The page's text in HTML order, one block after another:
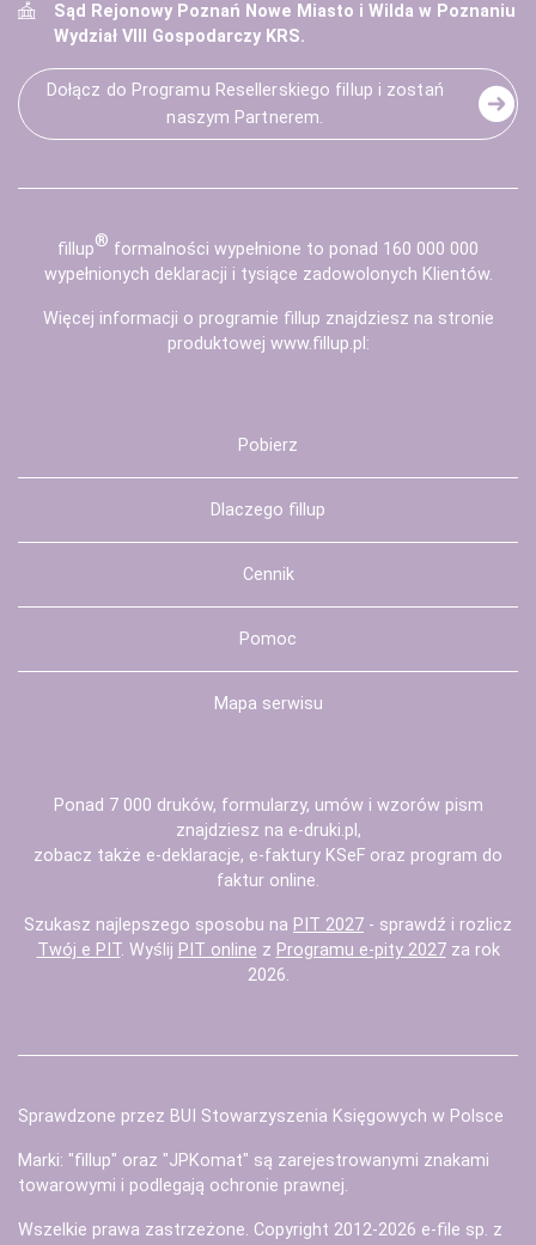
Sąd Rejonowy Poznań Nowe Miasto i Wilda w Poznaniu
Wydział VIII Gospodarczy KRS.
Dołącz do Programu Resellerskiego fillup i zostań
naszym Partnerem.
fillup® formalności wypełnione to ponad 160 000 000
wypełnionych deklaracji i tysiące zadowolonych Klientów.
Więcej informacji o programie fillup znajdziesz na stronie
produktowej www.fillup.pl:
Pobierz
Dlaczego fillup
Cennik
Pomoc
Mapa serwisu
Ponad 7 000 druków, formularzy, umów i wzorów pism
znajdziesz na e-druki.pl,
zobacz także e-deklaracje, e-faktury KSeF oraz program do
faktur online.
Szukasz najlepszego sposobu na PIT 2027 - sprawdź i rozlicz
Twój e PIT. Wyślij PIT online z Programu e-pity 2027za rok
2026.
Sprawdzone przez BUI Stowarzyszenia Księgowych w Polsce
Marki: "fillup" oraz "JPKomat" są zarejestrowanymi znakami
towarowymi i podlegają ochronie prawnej.
Wszelkie prawa zastrzeżone. Copyright 2012-2026 e-file sp. z